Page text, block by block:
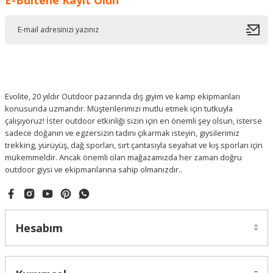
S4 /
CAT 4
3 - 8
Kayak gözlüğünü
Evolite, 20 yıldır Outdoor pazarında dış giyim ve kamp ekipmanları
konusunda uzmandır. Müşterilerimizi mutlu etmek için tutkuyla
çalışıyoruz! İster outdoor etkinliği sizin için en önemli şey olsun, isterse
sadece doğanın ve egzersizin tadını çıkarmak isteyin, giysilerimiz
trekking, yürüyüş, dağ sporları, sırt çantasıyla seyahat ve kış sporları için
mükemmeldir. Ancak önemli olan mağazamızda her zaman doğru
outdoor giysi ve ekipmanlarına sahip olmanızdır..
Hesabım